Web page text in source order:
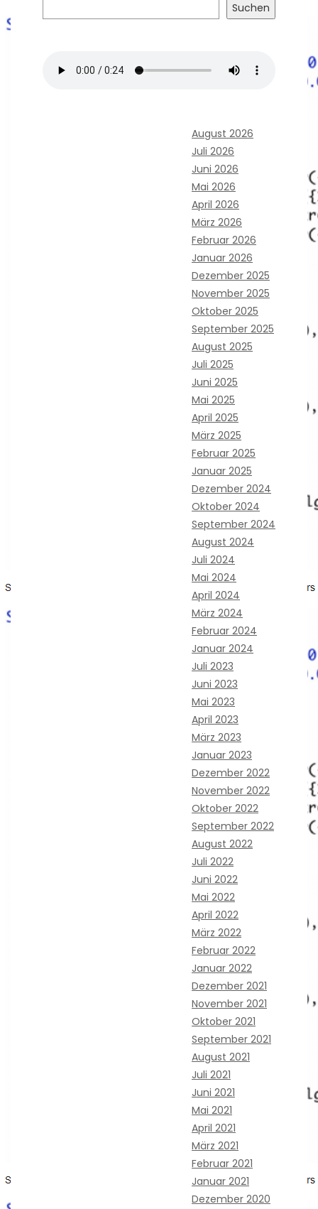
Suchen
August 2026
Juli 2026
Juni 2026
Mai 2026
April 2026
März 2026
Februar 2026
Januar 2026
Dezember 2025
November 2025
Oktober 2025
September 2025
August 2025
Juli 2025
Juni 2025
Mai 2025
April 2025
März 2025
Februar 2025
Januar 2025
Dezember 2024
Oktober 2024
September 2024
August 2024
Juli 2024
Mai 2024
April 2024
März 2024
Februar 2024
Januar 2024
Juli 2023
Juni 2023
Mai 2023
April 2023
März 2023
Januar 2023
Dezember 2022
November 2022
Oktober 2022
September 2022
August 2022
Juli 2022
Juni 2022
Mai 2022
April 2022
März 2022
Februar 2022
Januar 2022
Dezember 2021
November 2021
Oktober 2021
September 2021
August 2021
Juli 2021
Juni 2021
Mai 2021
April 2021
März 2021
Februar 2021
Januar 2021
Dezember 2020